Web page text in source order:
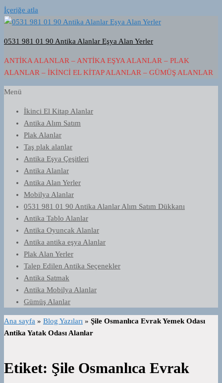
İçeriğe atla
0531 981 01 90 Antika Alanlar Eşya Alan Yerler
ANTIKA ALANLAR – ANTIKA EŞYA ALANLAR – PLAK
ALANLAR – İKINCI EL KITAP ALANLAR – GÜMÜŞ ALANLAR
Menü
İkinci El Kitap Alanlar
Antika Alım Satım
Plak Alanlar
Taş plak alanlar
Antika Eşya Çeşitleri
Antika Alanlar
Antika Alan Yerler
Mobilya Alanlar
0531 981 01 90 Antika Alanlar Alım Satım Dükkanı
Antika Tablo Alanlar
Antika Oyuncak Alanlar
Antika antika eşya Alanlar
Plak Alan Yerler
Talep Edilen Antika Seçenekler
Antika Satmak
Antika Mobilya Alanlar
Gümüş Alanlar
Ana sayfa » Blog Yazıları » Şile Osmanlıca Evrak Yemek Odası
Antika Yatak Odası Alanlar
Etiket: Şile Osmanlıca Evrak